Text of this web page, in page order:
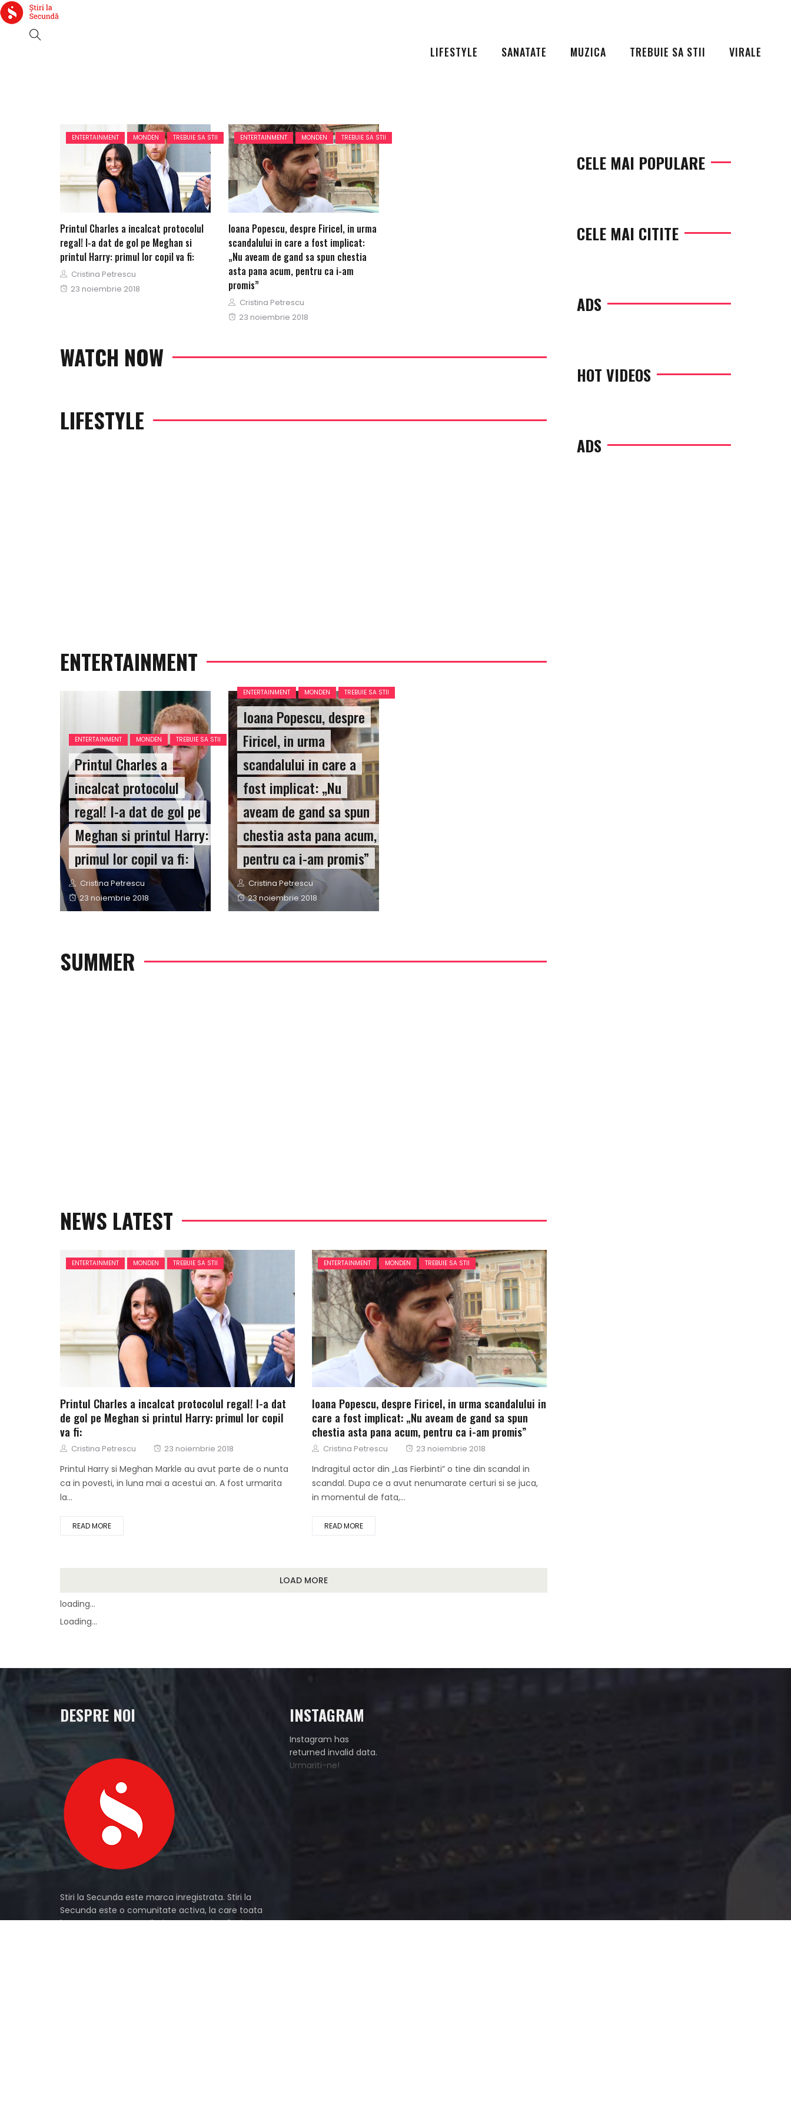
LIFESTYLE SANATATE MUZICA TREBUIE SA STII VIRALE
ENTERTAINMENT MONDEN TREBUIE SA STII
Printul Charles a incalcat protocolul
regal! I-a dat de gol pe Meghan si
printul Harry: primul lor copil va fi:
Author
Cristina Petrescu
Posted
23 noiembrie 2018
ENTERTAINMENT MONDEN TREBUIE SA STII
Ioana Popescu, despre Firicel, in urma
scandalului in care a fost implicat:
„Nu aveam de gand sa spun chestia
asta pana acum, pentru ca i-am
promis”
Author
Cristina Petrescu
Posted
23 noiembrie 2018
WATCH NOW
LIFESTYLE
ENTERTAINMENT
ENTERTAINMENT MONDEN TREBUIE SA STII
Printul Charles a
incalcat protocolul
regal! I-a dat de gol pe
Meghan si printul Harry:
primul lor copil va fi:
Author
Cristina Petrescu
Posted
on
23 noiembrie 2018
ENTERTAINMENT MONDEN TREBUIE SA STII
Ioana Popescu, despre
Firicel, in urma
scandalului in care a
fost implicat: „Nu
aveam de gand sa spun
chestia asta pana acum,
pentru ca i-am promis”
Author
Cristina Petrescu
Posted
on
23 noiembrie 2018
SUMMER
NEWS LATEST
ENTERTAINMENT MONDEN TREBUIE SA STII
Printul Charles a incalcat protocolul regal! I-a dat
de gol pe Meghan si printul Harry: primul lor copil
va fi:
Author
Cristina Petrescu
Posted
23 noiembrie 2018
Printul Harry si Meghan Markle au avut parte de o nunta
ca in povesti, in luna mai a acestui an. A fost urmarita
la...
READ MORE
ENTERTAINMENT MONDEN TREBUIE SA STII
Ioana Popescu, despre Firicel, in urma scandalului in
care a fost implicat: „Nu aveam de gand sa spun
chestia asta pana acum, pentru ca i-am promis”
Author
Cristina Petrescu
Posted
23 noiembrie 2018
Indragitul actor din „Las Fierbinti” o tine din scandal in
scandal. Dupa ce a avut nenumarate certuri si se juca,
in momentul de fata,...
READ MORE
LOAD MORE
CELE MAI POPULARE
CELE MAI CITITE
ADS
HOT VIDEOS
ADS
loading...
Loading...
DESPRE NOI
Stiri la Secunda este marca inregistrata. Stiri la
Secunda este o comunitate activa, la care toata
lumea poate sa contribuie. Daca vrei sa faci parte
INSTAGRAM
Instagram has
returned invalid data.
Urmariti-ne!